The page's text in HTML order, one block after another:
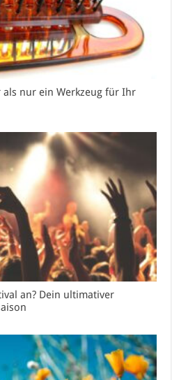
nur ein Werkzeug für Ihr
an? Dein ultimativer